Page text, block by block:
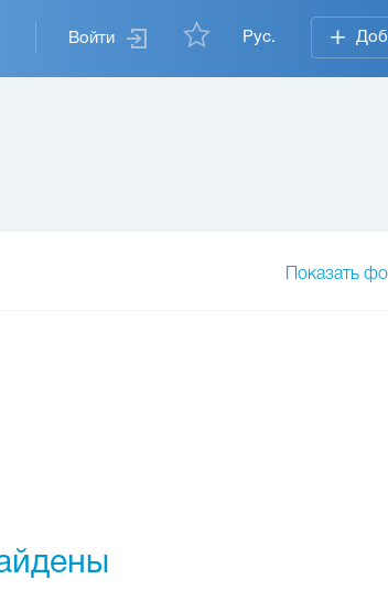
Войти Рус.
Показать